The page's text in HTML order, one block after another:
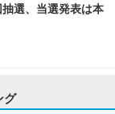
選、当選発表は本
グ